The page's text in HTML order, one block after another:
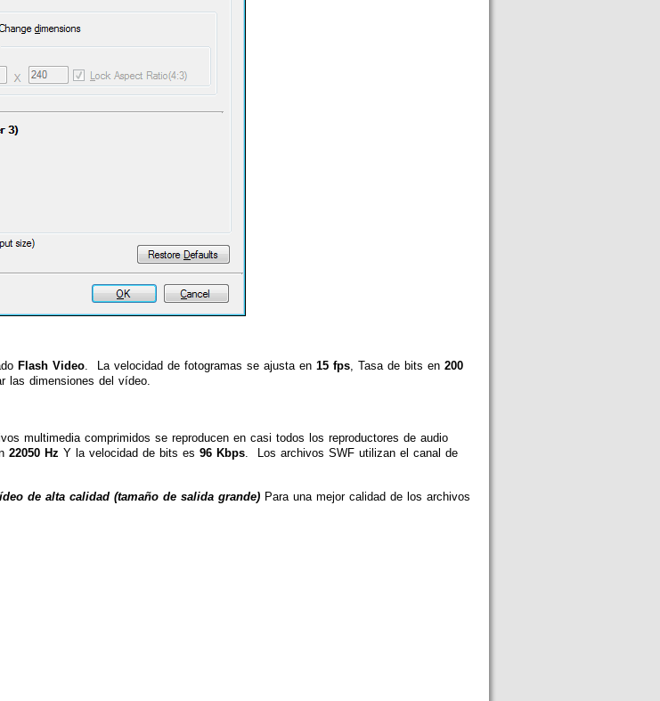
Flash Video . La velocidad de fotogramas se ajusta en 15 fps , Tasa de bits en 200
las dimensiones del vídeo.
multimedia comprimidos se reproducen en casi todos los reproductores de audio
22050 Hz Y la velocidad de bits es 96 Kbps . Los archivos SWF utilizan el canal de
de alta calidad (tamaño de salida grande) Para una mejor calidad de los archivos